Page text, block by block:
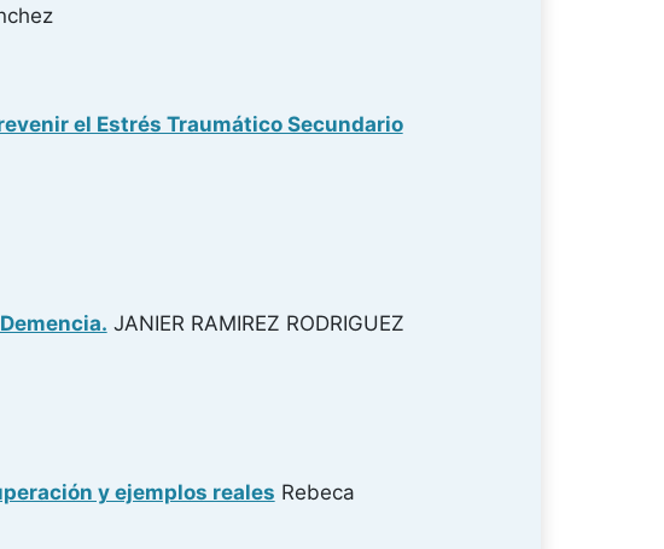
el Estrés Traumático Secundario
JANIER RAMIREZ RODRIGUEZ
y ejemplos reales Rebeca